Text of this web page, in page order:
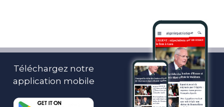
Téléchargez notre
application mobile